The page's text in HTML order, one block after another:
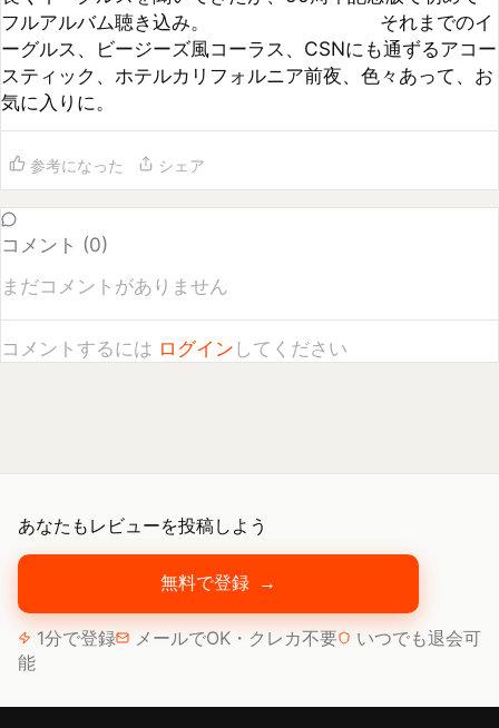
スティック、ホテルカリフォルニア前夜、色々あって、お
気に入りに。
参考になった
コメント (0)
まだコメントがありません
あなたもレビューを投稿しよう
無料で登録 →
1分で登録 メールでOK・クレカ不要
いつでも退会可
能